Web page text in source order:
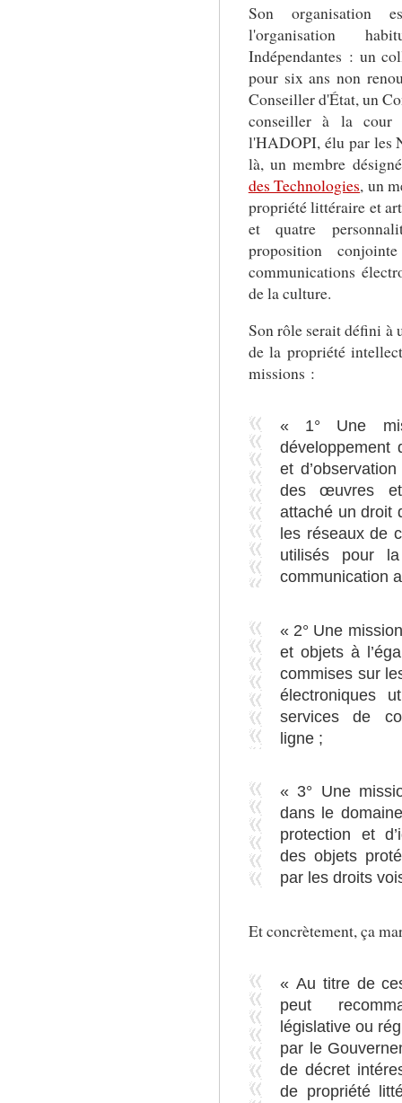
Son organisation
l'organisation
Indépendantes : un
pour six ans non
Conseiller d'État, un
conseiller à la cour
l'HADOPI, élu par les
là, un membre
des Technologies, un
propriété littéraire et
et quatre
proposition
communications
de la culture.
Son rôle serait défini à
de la propriété
missions :
« 1° Une
développement
et
des œuvres
attaché un droit
les réseaux de
utilisés pour
communication
« 2° Une
et objets à
commises sur
électroniques
services de
ligne ;
« 3° Une
dans le
protection et
des objets
par les droits
Et concrètement, ça
« Au titre de
peut
législative ou
par le
de décret
de propriété